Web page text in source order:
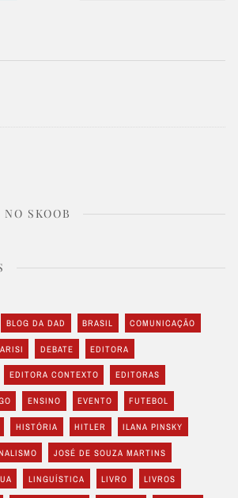
SKOOB
BLOG DA DAD BRASIL COMUNICAÇÃO
DEBATE EDITORA
EDITORA CONTEXTO EDITORAS
ENSINO EVENTO FUTEBOL
HISTÓRIA HITLER ILANA PINSKY
JOSÉ DE SOUZA MARTINS
LINGUÍSTICA LIVRO LIVROS